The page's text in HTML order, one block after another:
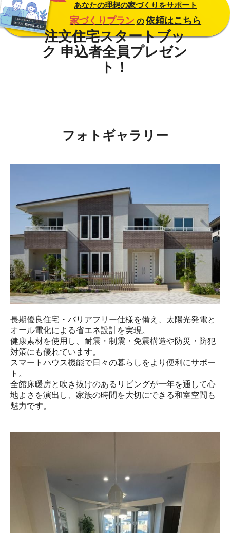
あなたの理想の家づくりをサポート
家づくりプラン の 依頼はこちら
フォトギャラリー
長期優良住宅・バリアフリー仕様を備え、太陽光発電と
オール電化による省エネ設計を実現。
健康素材を使用し、耐震・制震・免震構造や防災・防犯
対策にも優れています。
スマートハウス機能で日々の暮らしをより便利にサポー
ト。
全館床暖房と吹き抜けのあるリビングが一年を通して心
地よさを演出し、家族の時間を大切にできる和室空間も
魅力です。